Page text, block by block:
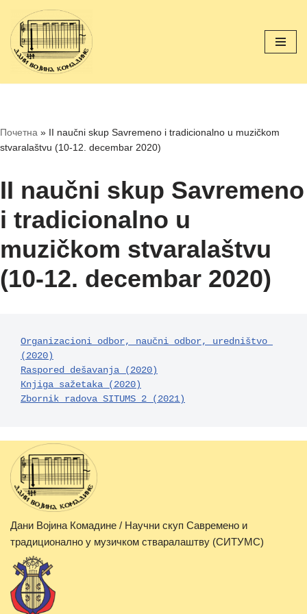
Скочи
на
садржај
Почетна » II naučni skup Savremeno i tradicionalno u muzičkom
stvaralaštvu (10-12. decembar 2020)
II naučni skup Savremeno
i tradicionalno u
muzičkom stvaralaštvu
(10-12. decembar 2020)
Оrganizacioni odbor, naučni odbor, uredništvo
(2020)
Rаspored dešavanja (2020)
Кnjiga sažetaka (2020)
Zbornik radova SITUMS 2 (2021)
Дани Војина Комадине / Научни скуп Савремено и
традиционално у музичком стваралаштву (СИТУМС)